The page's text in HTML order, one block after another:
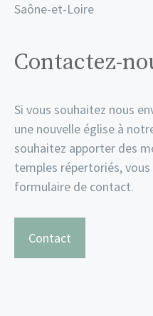
Saône-et-Loire
Contactez-
Si vous souhaitez nous
une nouvelle église à
souhaitez apporter des
temples répertoriés,
formulaire de contact.
Contact